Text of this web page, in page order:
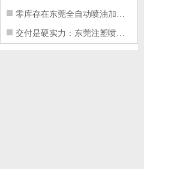
零库存在东莞全自动喷油加工厂不可行的
交付是硬实力：东莞注塑喷油厂如何用齐